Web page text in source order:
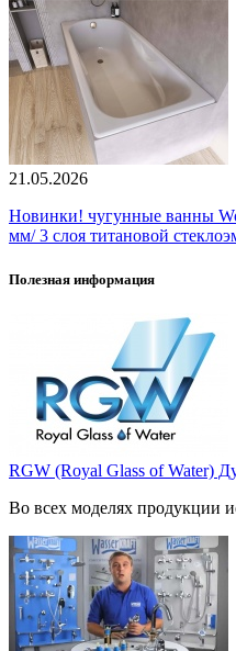
21.05.2026
Новинки! чугунные ванны
мм/ 3 слоя титановой
Полезная информация
RGW (Royal Glass of Water)
Во всех моделях продукции